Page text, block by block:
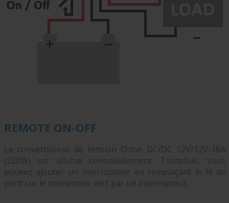
REMOTE ON-OFF
Le convertisseur de tension Orion DC/DC 12V/12V-18A
(220W) est allumé continuellement. Toutefois, vous
pouvez ajouter un interrupteur en remplaçant le fil de
pont sur le connecteur vert par un interrupteur.